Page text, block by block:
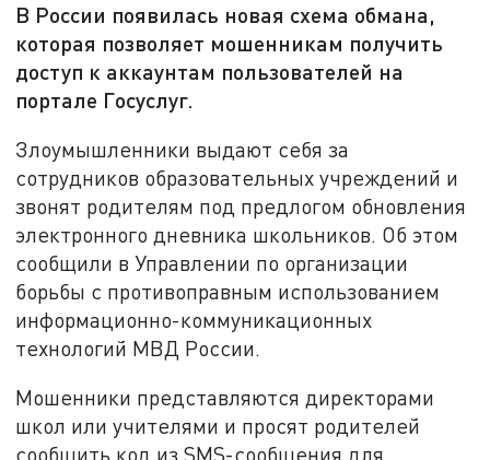
В России появилась новая схема обмана,
которая позволяет мошенникам получить
доступ к аккаунтам пользователей на
портале Госуслуг.
Злоумышленники выдают себя за
сотрудников образовательных учреждений и
звонят родителям под предлогом обновления
электронного дневника школьников. Об этом
сообщили в Управлении по организации
борьбы с противоправным использованием
информационно-коммуникационных
технологий МВД России.
Мошенники представляются директорами
школ или учителями и просят родителей
сообщить код из SMS-сообщения для